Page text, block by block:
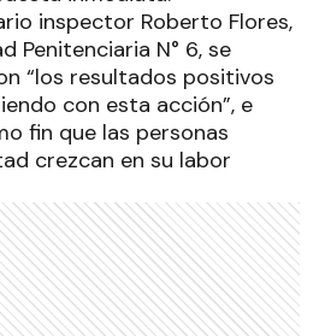
inspector Roberto Flores,
Penitenciaria N° 6, se
“los resultados positivos
con esta acción”, e
fin que las personas
crezcan en su labor